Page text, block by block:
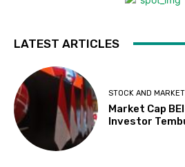
LATEST ARTICLES
STOCK AND MARKET
Market Cap
Investor